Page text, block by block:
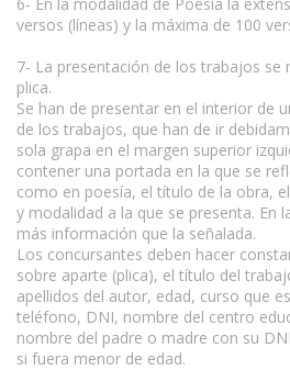
versos (líneas) y la máxima de 100
7- La presentación de los trabajos se
plica.
Se han de presentar en el interior de
de los trabajos, que han de ir
sola grapa en el margen superior
contener una portada en la que se
como en poesía, el título de la obra,
y modalidad a la que se presenta. En
más información que la señalada.
Los concursantes deben hacer
sobre aparte (plica), el título del
apellidos del autor, edad, curso que
teléfono, DNI, nombre del centro
nombre del padre o madre con su
si fuera menor de edad.